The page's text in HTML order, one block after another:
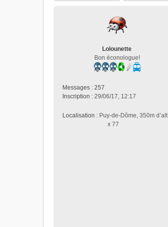
Lolounette
Bon éconologue!
Messages : 257
Inscription : 29/06/17, 12:17
Localisation : Puy-de-Dôme, 350m d’alt.
x 77